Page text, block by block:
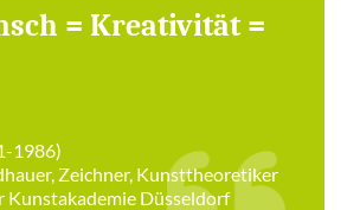
= Kreativität =
1986)
Zeichner, Kunsttheoretiker
Kunstakademie Düsseldorf